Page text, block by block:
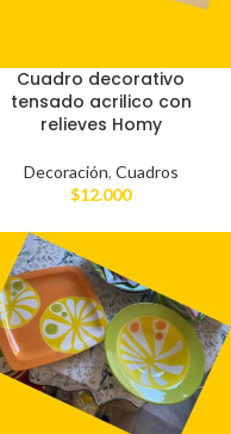
Cuadro decorativo
tensado acrilico con
relieves Homy
Decoración, Cuadros
$12.000